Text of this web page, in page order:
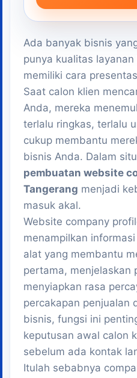
Ada banyak bisnis
punya kualitas
memiliki cara
Saat calon klien
Anda, mereka
terlalu ringkas, terlalu
cukup membantu
bisnis Anda. Dalam
pembuatan website
Tangerang menjadi
masuk akal.
Website company
menampilkan
alat yang membantu
pertama, menjelaskan
menyiapkan rasa
percakapan penjualan
bisnis, fungsi ini
keputusan awal calon
sebelum ada kontak
Itulah sebabnya